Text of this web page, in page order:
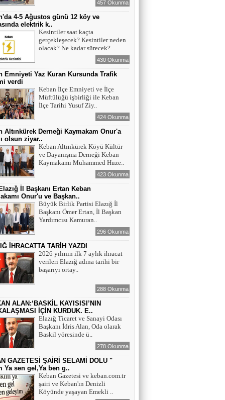
457 Okunma
4-5 Ağustos günü 12 köy ve
elektrik k..
Kesintiler saat kaçta
gerçekleşecek? Kesintiler neden
olacak? Ne kadar sürecek? ..
430 Okunma
Emniyeti Yaz Kuran Kursunda Trafik
verdi
Keban İlçe Emniyeti ve İlçe
Müftülüğü işbirliği ile Keban
İlçe Tarihi Yusuf Ziy..
424 Okunma
Altınkürek Derneği Kaymakam Onur'a
olsun ziyar..
Keban Altınkürek Köyü Kültür
ve Dayanışma Derneği Keban
Kaymakamı Muhammed Huze..
423 Okunma
İl Başkanı Ertan Keban
Onur'u ve Başkan..
Büyük Birlik Partisi Elazığ İl
Başkanı Ömer Ertan, İl Başkan
Yardımcısı Kamuran..
296 Okunma
İHRACATTA TARİH YAZDI
2026 yılının ilk 7 aylık ihracat
verileri Elazığ adına tarihi bir
başarıyı ortay..
288 Okunma
ALAN:‘BASKİL KAYISISI’NIN
İÇİN KURDUK. E..
Elazığ Ticaret ve Sanayi Odası
Başkanı İdris Alan, Oda olarak
Baskil yöresinde ü..
278 Okunma
GAZETESİ ŞAİRİ SELAMİ DOLU "
Ya sen gel,Ya ben g..
Keban Gazetesi ve keban.com.tr
şairi ve Keban'ın Denizli
Köyünde yaşayan Emekli ..